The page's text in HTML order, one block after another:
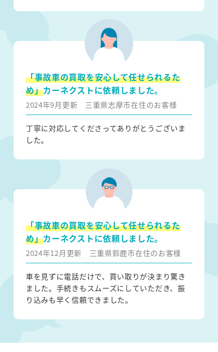
「事故車の買取を安心して任せられるた
め」カーネクストに依頼しました。
2024年9月更新 三重県志摩市在住のお客様
丁寧に対応してくださってありがとうございま
した。
「事故車の買取を安心して任せられるた
め」カーネクストに依頼しました。
2024年12月更新 三重県鈴鹿市在住のお客様
車を見ずに電話だけで、買い取りが決まり驚き
ました。手続きもスムーズにしていただき、振
り込みも早く信頼できました。